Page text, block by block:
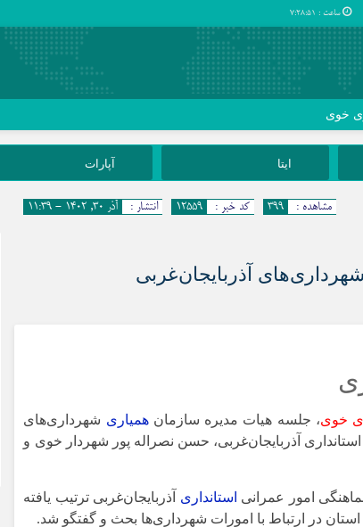
ساعت : 7:28:52
خوی
ایتا آپارات
انتشار : آذر ۳۰, ۱۴۰۲ - 11:39 کد خبر : 12559 مشاهده : 399
آذربایجان‌غربی
خوی، جلسه هیات مدیره سازمانهمیاری شهرداری‌های
آذربایجان‌غربی، حسن نصراله پور شهردار خوی و
امور عمرانی استانداری آذربایجان‌غربی ترتیب یافته
استان در ارتباط با امورات شهرداری‌ها بحث و گفتگو شد.